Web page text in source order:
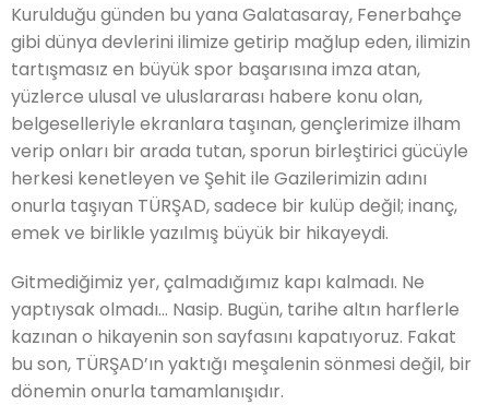
Kurulduğu günden bu yana Galatasaray, Fenerbahçe
gibi dünya devlerini ilimize getirip mağlup eden, ilimizin
tartışmasız en büyük spor başarısına imza atan,
yüzlerce ulusal ve uluslararası habere konu olan,
belgeselleriyle ekranlara taşınan, gençlerimize ilham
verip onları bir arada tutan, sporun birleştirici gücüyle
herkesi kenetleyen ve Şehit ile Gazilerimizin adını
onurla taşıyan TÜRŞAD, sadece bir kulüp değil; inanç,
emek ve birlikle yazılmış büyük bir hikayeydi.
Gitmediğimiz yer, çalmadığımız kapı kalmadı. Ne
yaptıysak olmadı… Nasip. Bugün, tarihe altın harflerle
kazınan o hikayenin son sayfasını kapatıyoruz. Fakat
bu son, TÜRŞAD’ın yaktığı meşalenin sönmesi değil, bir
dönemin onurla tamamlanışıdır.